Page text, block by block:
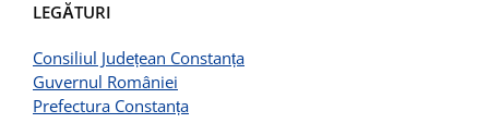
LEGĂTURI
Consiliul Județean Constanța
Guvernul României
Prefectura Constanța